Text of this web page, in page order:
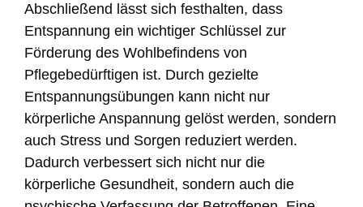
Abschließend lässt sich festhalten, dass
Entspannung ein wichtiger Schlüssel zur
Förderung des Wohlbefindens von
Pflegebedürftigen ist. Durch gezielte
Entspannungsübungen kann nicht nur
körperliche Anspannung gelöst werden, sondern
auch Stress und Sorgen reduziert werden.
Dadurch verbessert sich nicht nur die
körperliche Gesundheit, sondern auch die